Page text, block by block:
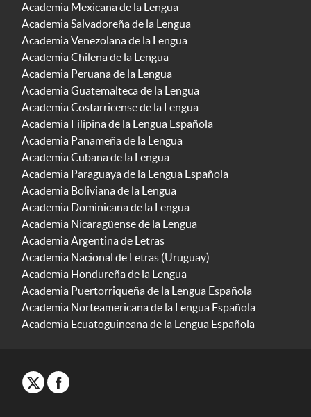
Academia Mexicana de la Lengua
Academia Salvadoreña de la Lengua
Academia Venezolana de la Lengua
Academia Chilena de la Lengua
Academia Peruana de la Lengua
Academia Guatemalteca de la Lengua
Academia Costarricense de la Lengua
Academia Filipina de la Lengua Española
Academia Panameña de la Lengua
Academia Cubana de la Lengua
Academia Paraguaya de la Lengua Española
Academia Boliviana de la Lengua
Academia Dominicana de la Lengua
Academia Nicaragüense de la Lengua
Academia Argentina de Letras
Academia Nacional de Letras (Uruguay)
Academia Hondureña de la Lengua
Academia Puertorriqueña de la Lengua Española
Academia Norteamericana de la Lengua Española
Academia Ecuatoguineana de la Lengua Española